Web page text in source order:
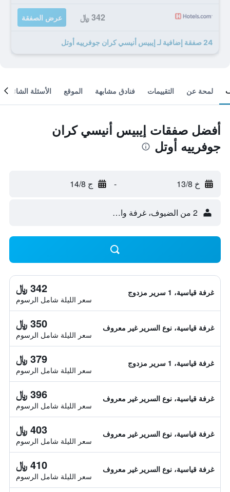
342 ﷼ عرض الصفقة
24 صفقة إضافية لـ إيبيس أنيسي كران جوفرييه أوتل
لمحة عن التقييمات فنادق مشابهة الموقع الأسئلة الشائعة
أفضل صفقات إيبيس أنيسي كران
جوفرييه أوتل
خ 13/8 - ج 14/8
2 من الضيوف، غرفة واحدة
غرفة قياسية، 1 سرير مزدوج 342 ﷼
سعر الليلة شامل الرسوم
غرفة قياسية، نوع السرير غير معروف 350 ﷼
سعر الليلة شامل الرسوم
غرفة قياسية، 1 سرير مزدوج 379 ﷼
سعر الليلة شامل الرسوم
غرفة قياسية، نوع السرير غير معروف 396 ﷼
سعر الليلة شامل الرسوم
غرفة قياسية، نوع السرير غير معروف 403 ﷼
سعر الليلة شامل الرسوم
غرفة قياسية، نوع السرير غير معروف 410 ﷼
سعر الليلة شامل الرسوم